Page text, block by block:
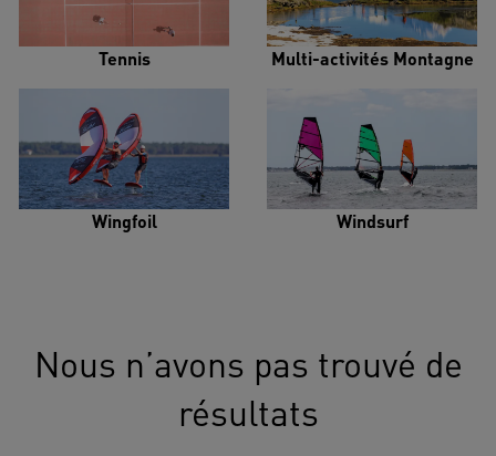
Tennis Multi-activités Montagne
Wingfoil Windsurf
Nous n’avons pas trouvé de
résultats